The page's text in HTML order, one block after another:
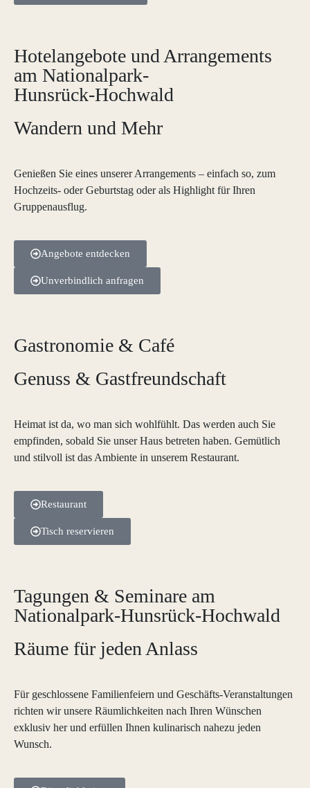
Hotelangebote und Arrangements
am Nationalpark-
Hunsrück-Hochwald
Wandern und Mehr
Genießen Sie eines unserer Arrangements – einfach so, zum
Hochzeits- oder Geburtstag oder als Highlight für Ihren
Gruppenausflug.
Angebote entdecken
Unverbindlich anfragen
Gastronomie & Café
Genuss & Gastfreundschaft
Heimat ist da, wo man sich wohlfühlt. Das werden auch Sie
empfinden, sobald Sie unser Haus betreten haben. Gemütlich
und stilvoll ist das Ambiente in unserem Restaurant.
Restaurant
Tisch reservieren
Tagungen & Seminare am
Nationalpark-Hunsrück-Hochwald
Räume für jeden Anlass
Für geschlossene Familienfeiern und Geschäfts-Veranstaltungen
richten wir unsere Räumlichkeiten nach Ihren Wünschen
exklusiv her und erfüllen Ihnen kulinarisch nahezu jeden
Wunsch.